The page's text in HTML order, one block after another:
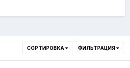
СОРТИРОВКА ФИЛЬТРАЦИЯ